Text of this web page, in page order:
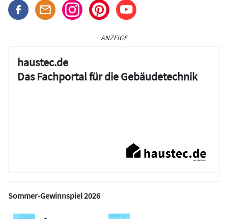
ANZEIGE
haustec.de
Das Fachportal für die Gebäudetechnik
Sommer-Gewinnspiel 2026